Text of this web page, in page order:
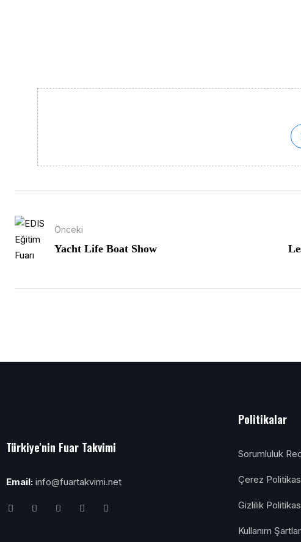
Önceki
Yacht Life Boat Show
Türkiye'nin Fuar Takvimi
Email: info@fuartakvimi.net
Politikalar
Sorumluluk
Çerez
Gizlilik
Kullanım